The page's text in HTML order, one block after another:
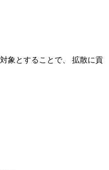
象とすることで、 拡散に貢